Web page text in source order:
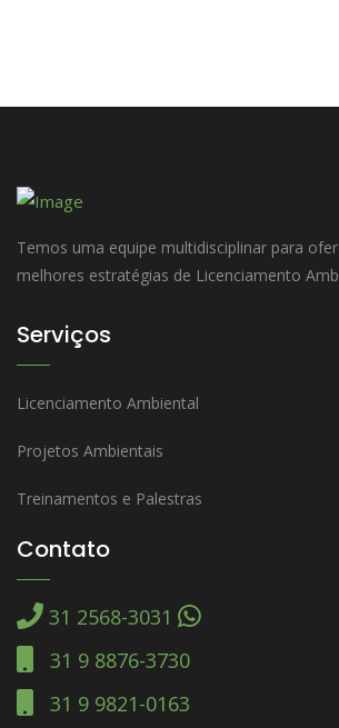
Temos uma equipe multidisciplinar para
melhores estratégias de Licenciamento
Serviços
Licenciamento Ambiental
Projetos Ambientais
Treinamentos e Palestras
Contato
31 2568-3031
31 9 8876-3730
31 9 9821-0163